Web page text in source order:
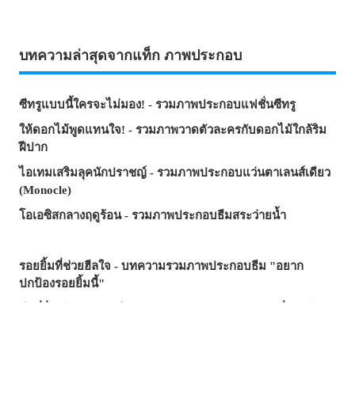
บทความล่าสุดจากแท็ก ภาพประกอบ
ซีทรูแบบนี้ใครจะไม่มอง! - รวมภาพประกอบแฟชั่นซีทรู
ให้ดอกไม้พูดแทนใจ! - รวมภาพวาดตัวละครกับดอกไม้ใกล้ริม
ฝีปาก
ไอเทมเสริมลุคนักปราชญ์ - รวมภาพประกอบแว่นตาเลนส์เดียว
(Monocle)
โอเอซิสกลางฤดูร้อน - รวมภาพประกอบธีมสระว่ายน้ำ
รอยยิ้มที่ช่วยฮีลใจ - บทความรวมภาพประกอบธีม "อยาก
ปกป้องรอยยิ้มนี้"